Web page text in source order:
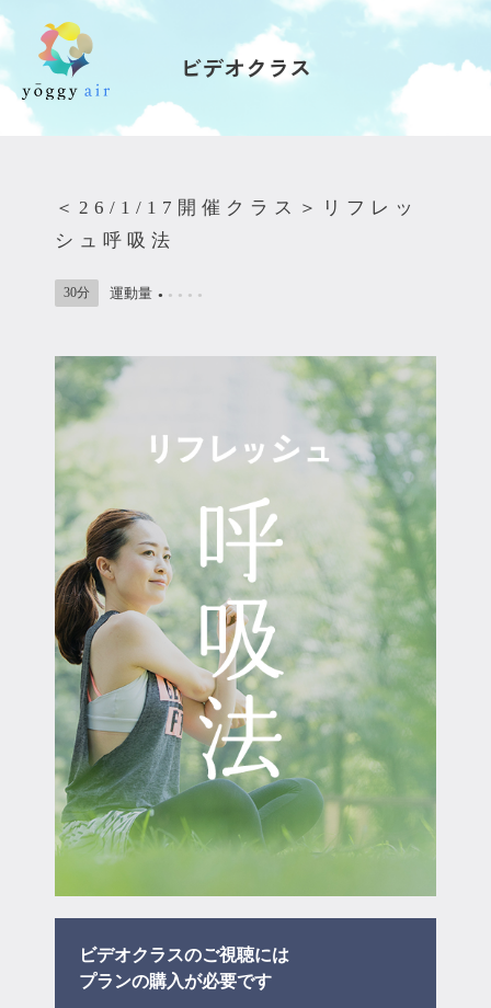
受講の流れ
インストラクター一覧
FAQ / お問い合わせ
yoggy store
yoggy magazine
yoggy mommy
マイページ
ログイン
会員規約について
クラス参加にあたっての同意書
特定商取引にかかわる表示
プライバシーポリシー
ビデオクラス
＜26/1/17開催クラス＞リフレッ
シュ呼吸法
30分 運動量 ● ● ● ● ●
ビデオクラスのご視聴には
プランの購入が必要です